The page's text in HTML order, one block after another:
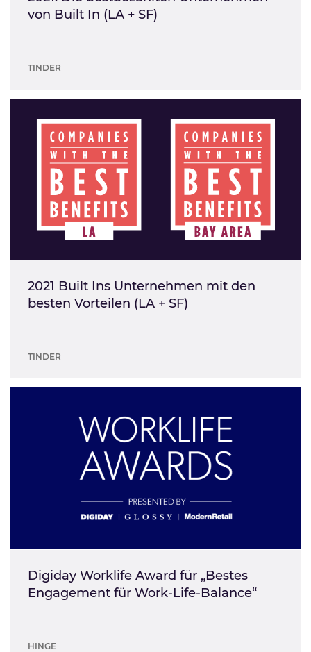
von Built In (LA + SF)
TINDER
2021 Built Ins Unternehmen mit den
besten Vorteilen (LA + SF)
TINDER
Digiday Worklife Award für „Bestes
Engagement für Work-Life-Balance“
HINGE